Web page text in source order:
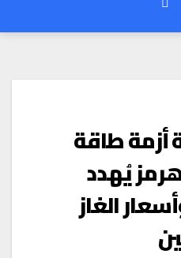
أزمة طاقة
يُهدد
الغاز